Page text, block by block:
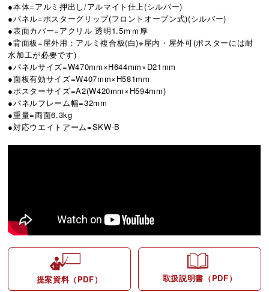
●本体=アルミ押出し/アルマイト仕上(シルバー)
●パネル=ポスターグリップ(フロントオープン式)(シルバー)
●表面カバー=アクリル 透明1.5ｍｍ厚
●背面板=屋外用：アルミ複合板(白)※屋内・屋外可(ポスターには耐
水加工が必要です)
●パネルサイズ=W470mm×H644mm×D21mm
●面板有効サイズ=W407mm×H581mm
●ポスターサイズ=A2(W420mm×H594mm)
●パネルフレーム幅=32mm
●重量=両面6.3kg
●対応ウエイトアーム=SKW-B
提案資料（PDF） 取扱説明書（PDF）